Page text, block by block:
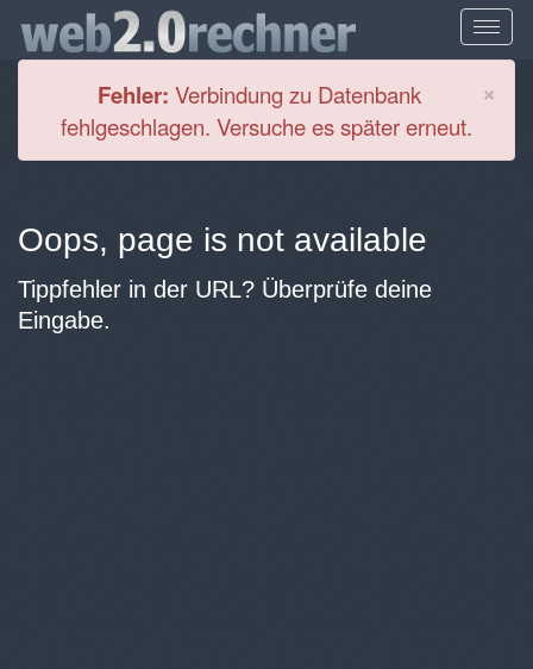
×
Fehler: Verbindung zu Datenbank
fehlgeschlagen. Versuche es später erneut.
Oops, page is not available
Tippfehler in der URL? Überprüfe deine
Eingabe.